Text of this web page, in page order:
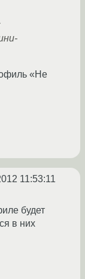
«Не
11:53:11
будет
в них